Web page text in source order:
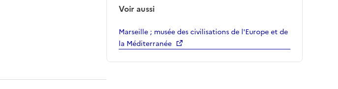
Voir aussi
Marseille ; musée des civilisations de l'Europe et de
la Méditerranée